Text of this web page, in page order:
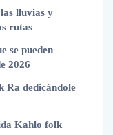
lluvias y
rutas
se pueden
2026
Ra dedicándole
Kahlo folk